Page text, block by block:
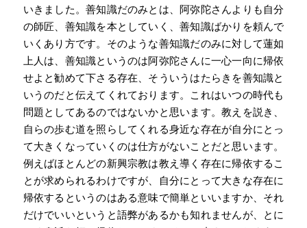
いきました。善知識だのみとは、阿弥陀さんよりも自分
の師匠、善知識を本としていく、善知識ばかりを頼んで
いくあり方です。そのような善知識だのみに対して蓮如
上人は、善知識というのは阿弥陀さんに一心一向に帰依
せよと勧めて下さる存在、そういうはたらきを善知識と
いうのだと伝えてくれております。これはいつの時代も
問題としてあるのではないかと思います。教えを説き、
自らの歩む道を照らしてくれる身近な存在が自分にとっ
て大きくなっていくのは仕方がないことだと思います。
例えばほとんどの新興宗教は教え導く存在に帰依するこ
とが求められるわけですが、自分にとって大きな存在に
帰依するというのはある意味で簡単といいますか、それ
だけでいいというと語弊があるかも知れませんが、とに